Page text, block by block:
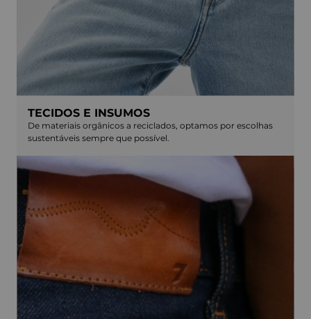
TECIDOS E INSUMOS
De materiais orgânicos a reciclados, optamos por escolhas
sustentáveis sempre que possível.